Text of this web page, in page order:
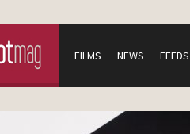
FILMS NEWS FEEDS